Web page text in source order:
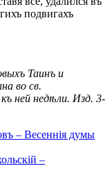
подвигахъ
Таинъ и
во св.
ней недѣли. Изд. 3-
– Весеннія думы
–